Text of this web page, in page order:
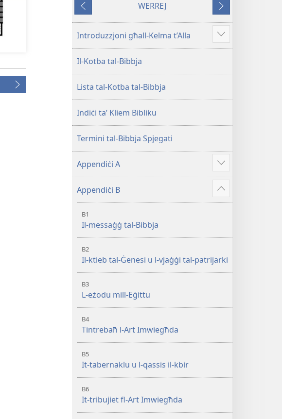
pubblikazzjonijiet
Traduzzjoni
tad-
l-
Ġdida
taʼ
l-
Iskrittura
Mqaddsa
(Reviżjoni
tal-
rikordings
awdjo
Traduzzjoni
l-
Ġdida
taʼ
Iskrittura
Mqaddsa
(Reviżjoni
Ta'
qabel
WERREJ
Li
jmiss
Introduzzjoni għall-Kelma t’Alla
Show
more
Il-Kotba tal-Bibbja
Lista tal-Kotba tal-Bibbja
Indiċi taʼ Kliem Bibliku
Termini tal-Bibbja Spjegati
Appendiċi A
Show
more
Appendiċi B
Show
more
B1
Il-messaġġ tal-Bibbja
B2
Il-ktieb tal-Ġenesi u l-vjaġġi tal-patrijarki
B3
L-eżodu mill-Eġittu
B4
Tintrebaħ l-Art Imwiegħda
B5
It-tabernaklu u l-qassis il-kbir
B6
It-tribujiet fl-Art Imwiegħda